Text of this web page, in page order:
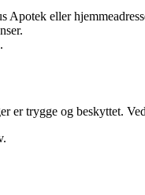
Apotek eller
er trygge og beskyttet.